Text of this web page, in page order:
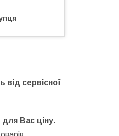
від сервісної
Вас ціну.